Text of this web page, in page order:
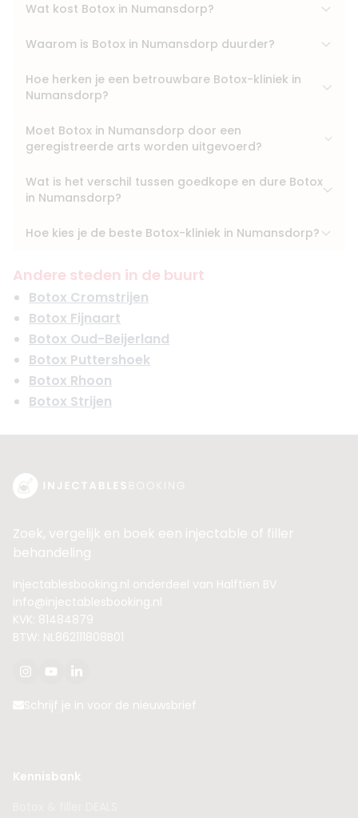
Wat kost Botox in Numansdorp?
Waarom is Botox in Numansdorp duurder?
Hoe herken je een betrouwbare Botox-kliniek in
Numansdorp?
Moet Botox in Numansdorp door een
geregistreerde arts worden uitgevoerd?
Wat is het verschil tussen goedkope en dure Botox
in Numansdorp?
Hoe kies je de beste Botox-kliniek in Numansdorp?
Andere steden in de buurt
Botox Cromstrijen
Botox Fijnaart
Botox Oud-Beijerland
Botox Puttershoek
Botox Rhoon
Botox Strijen
Zoek, vergelijk en boek een injectable of filler
behandeling
Injectablesbooking.nl onderdeel van Halftien BV
info@injectablesbooking.nl
KVK: 81484879
BTW: NL862111808B01
Schrijf je in voor de nieuwsbrief
Kennisbank